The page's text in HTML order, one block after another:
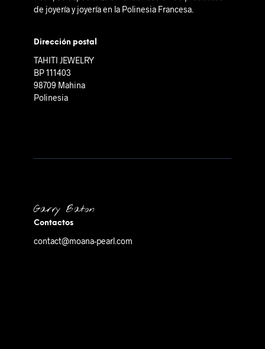
de joyería y joyería en la Polinesia Francesa.
Dirección postal
TAHITI JEWELRY
BP 111403
98709 Mahina
Polinesia
Garry Baton
Contactos
contact@moana-pearl.com